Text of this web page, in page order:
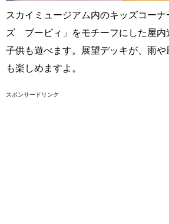
スカイミュージアム内のキッズコー
ズ ブービィ」をモチーフにした屋内
子供も遊べます。展望デッキが、雨や
も楽しめますよ。
スポンサードリンク